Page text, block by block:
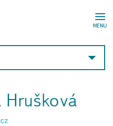
MENU
Hrušková